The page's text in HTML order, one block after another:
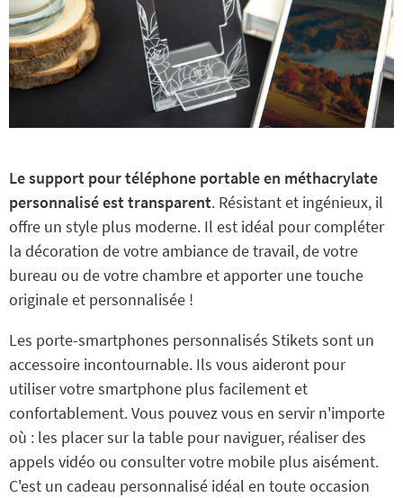
Le support pour téléphone portable en méthacrylate
personnalisé est transparent. Résistant et ingénieux, il
offre un style plus moderne. Il est idéal pour compléter
la décoration de votre ambiance de travail, de votre
bureau ou de votre chambre et apporter une touche
originale et personnalisée !
Les porte-smartphones personnalisés Stikets sont un
accessoire incontournable. Ils vous aideront pour
utiliser votre smartphone plus facilement et
confortablement. Vous pouvez vous en servir n'importe
où : les placer sur la table pour naviguer, réaliser des
appels vidéo ou consulter votre mobile plus aisément.
C'est un cadeau personnalisé idéal en toute occasion